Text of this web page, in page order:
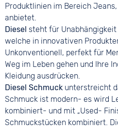
Produktlinien im Bereich
anbietet.
Diesel steht für
welche in innovativen
Unkonventionell, perfekt für
Weg im Leben gehen und Ihre
Kleidung ausdrücken.
Diesel Schmuck unterstreicht
Schmuck ist modern- es wird
kombiniert- und mit „Used-
Schmuckstücken kombiniert.